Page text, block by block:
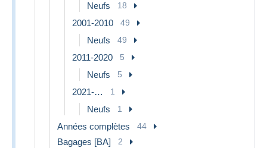
Neufs 18
2001-2010 49
Neufs 49
2011-2020 5
Neufs 5
2021-… 1
Neufs 1
Années complètes 44
Bagages [BA] 2